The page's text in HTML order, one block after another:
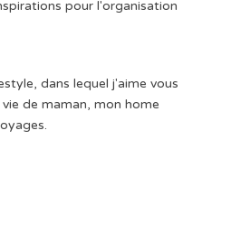
pour l'organisation
dans lequel j'aime vous
de maman, mon home